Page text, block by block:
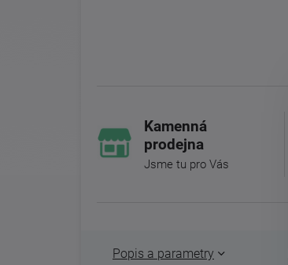
Kamenná
prodejna
Jsme tu pro Vás
Popis a parametry